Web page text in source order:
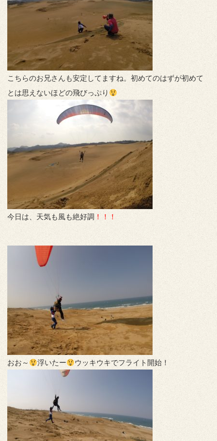
こちらのお兄さんも安定してますね。初めてのはずが初めて
とは思えないほどの飛びっぷり
今日は、天気も風も絶好調 ！！！
おお～ 浮いたー ウッキウキでフライト開始！